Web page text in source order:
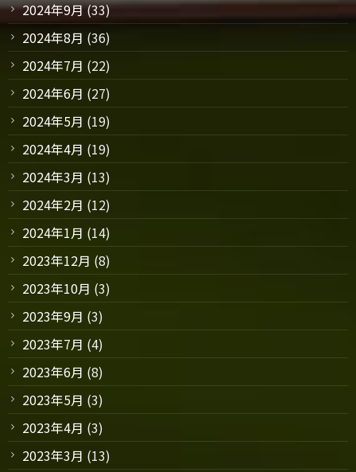
2024年9月(33)
2024年8月 (36)
2024年7月 (22)
2024年6月 (27)
2024年5月 (19)
2024年4月 (19)
2024年3月 (13)
2024年2月 (12)
2024年1月 (14)
2023年12月 (8)
2023年10月 (3)
2023年9月 (3)
2023年7月 (4)
2023年6月 (8)
2023年5月 (3)
2023年4月 (3)
2023年3月 (13)